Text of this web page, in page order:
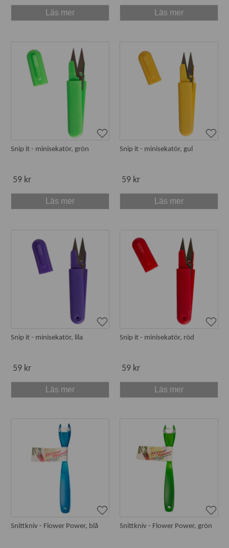
Läs mer Läs mer
Snip it - minisekatör, grön
59 kr
Läs mer
Snip it - minisekatör, gul
59 kr
Läs mer
Snip it - minisekatör, lila
59 kr
Läs mer
Snip it - minisekatör, röd
59 kr
Läs mer
Snittkniv - Flower Power, blå Snittkniv - Flower Power, grön